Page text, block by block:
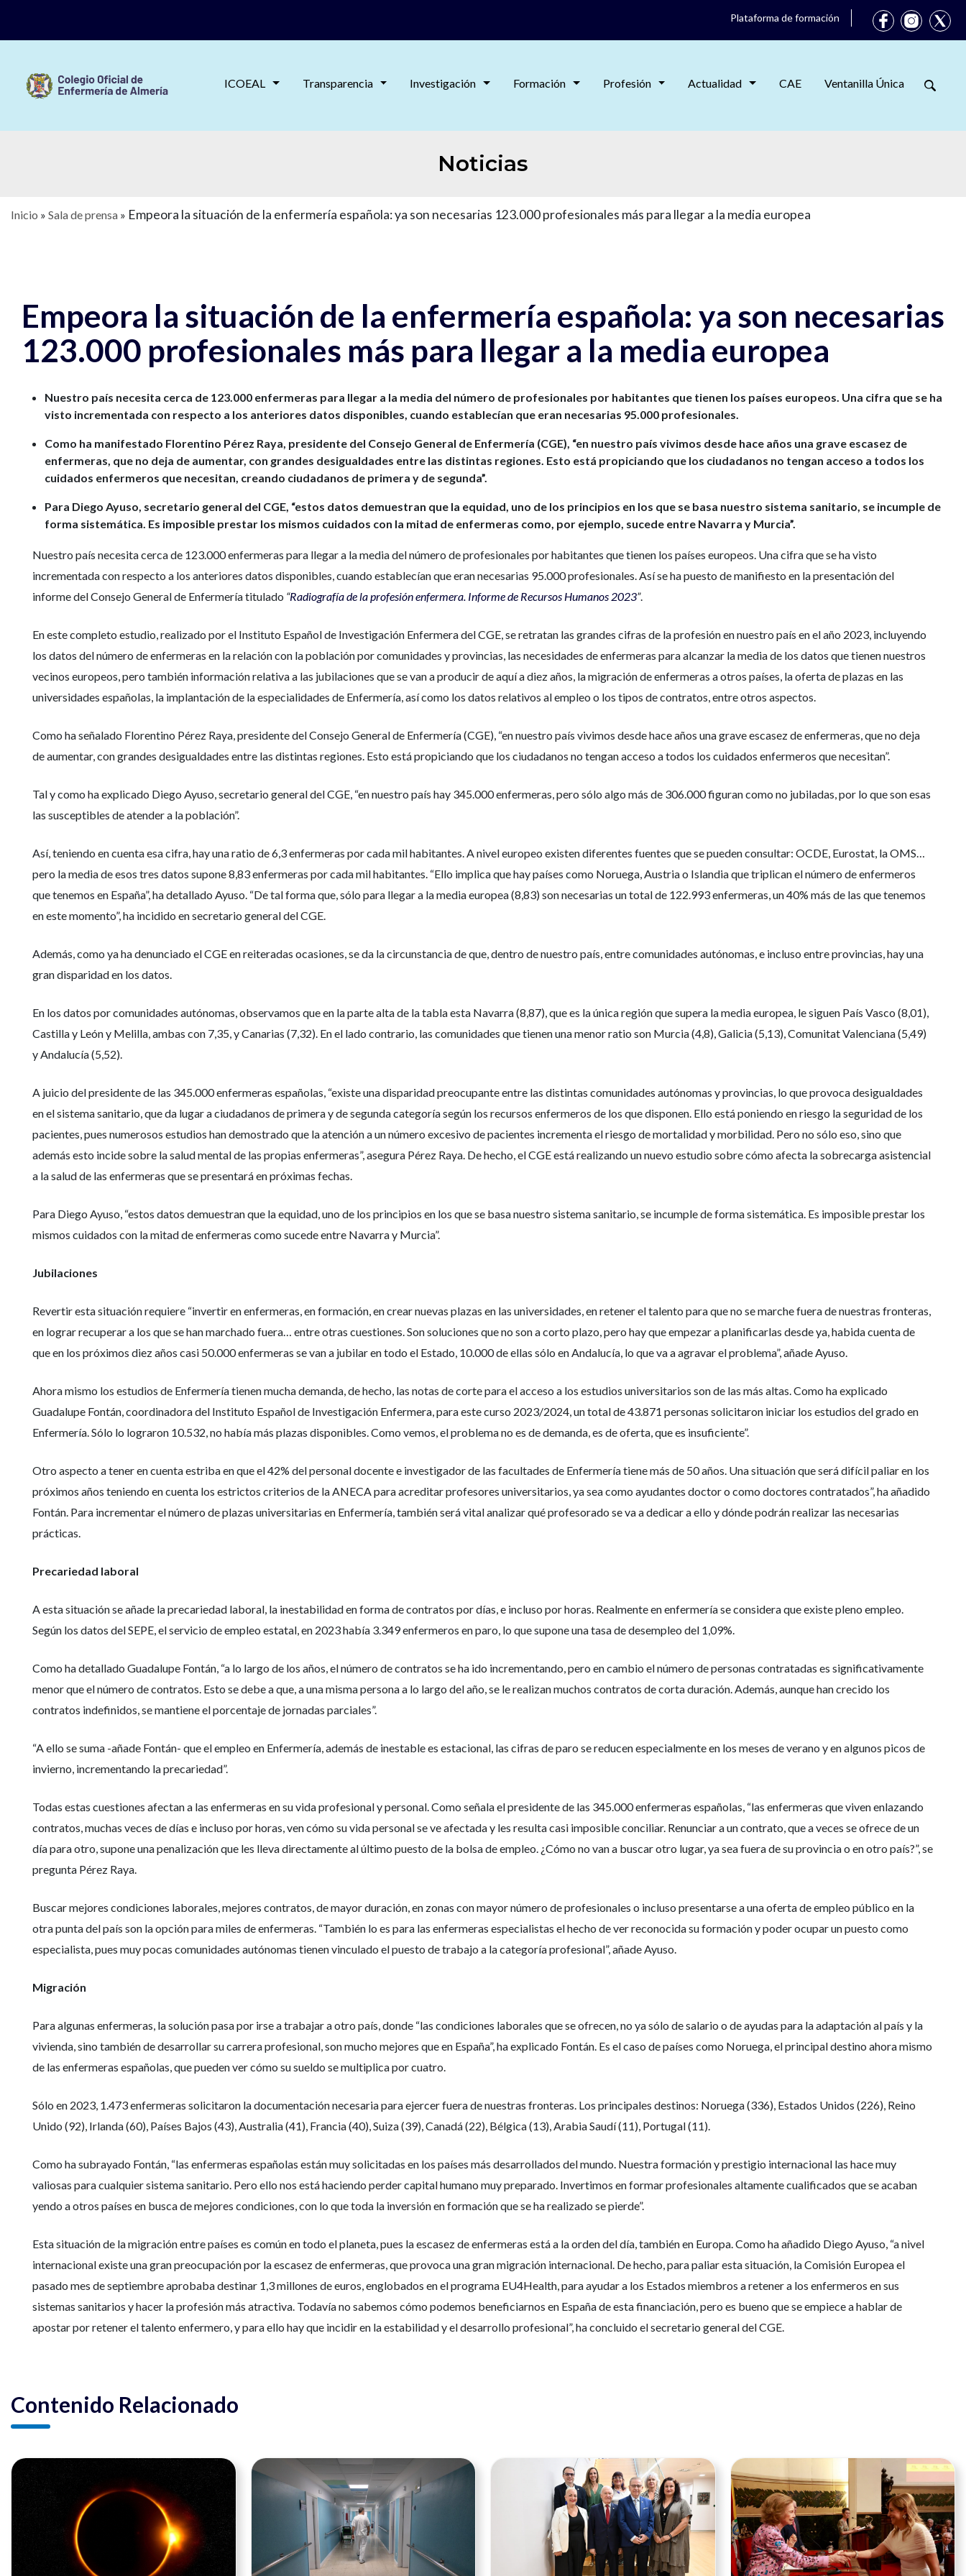
Plataforma de formación
ICOEAL Transparencia Investigación Formación Profesión Actualidad CAE Ventanilla Única
Noticias
Inicio » Sala de prensa » Empeora la situación de la enfermería española: ya son necesarias 123.000 profesionales más para llegar a la media europea
Empeora la situación de la enfermería española: ya son necesarias
123.000 profesionales más para llegar a la media europea
Nuestro país necesita cerca de 123.000 enfermeras para llegar a la media del número de profesionales por habitantes que tienen los países europeos. Una cifra que se ha
visto incrementada con respecto a los anteriores datos disponibles, cuando establecían que eran necesarias 95.000 profesionales.
Como ha manifestado Florentino Pérez Raya, presidente del Consejo General de Enfermería (CGE), “en nuestro país vivimos desde hace años una grave escasez de
enfermeras, que no deja de aumentar, con grandes desigualdades entre las distintas regiones. Esto está propiciando que los ciudadanos no tengan acceso a todos los
cuidados enfermeros que necesitan, creando ciudadanos de primera y de segunda”.
Para Diego Ayuso, secretario general del CGE, “estos datos demuestran que la equidad, uno de los principios en los que se basa nuestro sistema sanitario, se incumple de
forma sistemática. Es imposible prestar los mismos cuidados con la mitad de enfermeras como, por ejemplo, sucede entre Navarra y Murcia”.
Nuestro país necesita cerca de 123.000 enfermeras para llegar a la media del número de profesionales por habitantes que tienen los países europeos. Una cifra que se ha visto
incrementada con respecto a los anteriores datos disponibles, cuando establecían que eran necesarias 95.000 profesionales. Así se ha puesto de manifiesto en la presentación del
informe del Consejo General de Enfermería titulado “Radiografía de la profesión enfermera. Informe de Recursos Humanos 2023”.
En este completo estudio, realizado por el Instituto Español de Investigación Enfermera del CGE, se retratan las grandes cifras de la profesión en nuestro país en el año 2023, incluyendo
los datos del número de enfermeras en la relación con la población por comunidades y provincias, las necesidades de enfermeras para alcanzar la media de los datos que tienen nuestros
vecinos europeos, pero también información relativa a las jubilaciones que se van a producir de aquí a diez años, la migración de enfermeras a otros países, la oferta de plazas en las
universidades españolas, la implantación de la especialidades de Enfermería, así como los datos relativos al empleo o los tipos de contratos, entre otros aspectos.
Como ha señalado Florentino Pérez Raya, presidente del Consejo General de Enfermería (CGE), “en nuestro país vivimos desde hace años una grave escasez de enfermeras, que no deja
de aumentar, con grandes desigualdades entre las distintas regiones. Esto está propiciando que los ciudadanos no tengan acceso a todos los cuidados enfermeros que necesitan”.
Tal y como ha explicado Diego Ayuso, secretario general del CGE, “en nuestro país hay 345.000 enfermeras, pero sólo algo más de 306.000 figuran como no jubiladas, por lo que son esas
las susceptibles de atender a la población”.
Así, teniendo en cuenta esa cifra, hay una ratio de 6,3 enfermeras por cada mil habitantes. A nivel europeo existen diferentes fuentes que se pueden consultar: OCDE, Eurostat, la OMS…
pero la media de esos tres datos supone 8,83 enfermeras por cada mil habitantes. “Ello implica que hay países como Noruega, Austria o Islandia que triplican el número de enfermeros
que tenemos en España”, ha detallado Ayuso. “De tal forma que, sólo para llegar a la media europea (8,83) son necesarias un total de 122.993 enfermeras, un 40% más de las que tenemos
en este momento”, ha incidido en secretario general del CGE.
Además, como ya ha denunciado el CGE en reiteradas ocasiones, se da la circunstancia de que, dentro de nuestro país, entre comunidades autónomas, e incluso entre provincias, hay una
gran disparidad en los datos.
En los datos por comunidades autónomas, observamos que en la parte alta de la tabla esta Navarra (8,87), que es la única región que supera la media europea, le siguen País Vasco (8,01),
Castilla y León y Melilla, ambas con 7,35, y Canarias (7,32). En el lado contrario, las comunidades que tienen una menor ratio son Murcia (4,8), Galicia (5,13), Comunitat Valenciana (5,49)
y Andalucía (5,52).
A juicio del presidente de las 345.000 enfermeras españolas, “existe una disparidad preocupante entre las distintas comunidades autónomas y provincias, lo que provoca desigualdades
en el sistema sanitario, que da lugar a ciudadanos de primera y de segunda categoría según los recursos enfermeros de los que disponen. Ello está poniendo en riesgo la seguridad de los
pacientes, pues numerosos estudios han demostrado que la atención a un número excesivo de pacientes incrementa el riesgo de mortalidad y morbilidad. Pero no sólo eso, sino que
además esto incide sobre la salud mental de las propias enfermeras”, asegura Pérez Raya. De hecho, el CGE está realizando un nuevo estudio sobre cómo afecta la sobrecarga asistencial
a la salud de las enfermeras que se presentará en próximas fechas.
Para Diego Ayuso, “estos datos demuestran que la equidad, uno de los principios en los que se basa nuestro sistema sanitario, se incumple de forma sistemática. Es imposible prestar los
mismos cuidados con la mitad de enfermeras como sucede entre Navarra y Murcia”.
Jubilaciones
Revertir esta situación requiere “invertir en enfermeras, en formación, en crear nuevas plazas en las universidades, en retener el talento para que no se marche fuera de nuestras fronteras,
en lograr recuperar a los que se han marchado fuera… entre otras cuestiones. Son soluciones que no son a corto plazo, pero hay que empezar a planificarlas desde ya, habida cuenta de
que en los próximos diez años casi 50.000 enfermeras se van a jubilar en todo el Estado, 10.000 de ellas sólo en Andalucía, lo que va a agravar el problema”, añade Ayuso.
Ahora mismo los estudios de Enfermería tienen mucha demanda, de hecho, las notas de corte para el acceso a los estudios universitarios son de las más altas. Como ha explicado
Guadalupe Fontán, coordinadora del Instituto Español de Investigación Enfermera, para este curso 2023/2024, un total de 43.871 personas solicitaron iniciar los estudios del grado en
Enfermería. Sólo lo lograron 10.532, no había más plazas disponibles. Como vemos, el problema no es de demanda, es de oferta, que es insuficiente”.
Otro aspecto a tener en cuenta estriba en que el 42% del personal docente e investigador de las facultades de Enfermería tiene más de 50 años. Una situación que será difícil paliar en los
próximos años teniendo en cuenta los estrictos criterios de la ANECA para acreditar profesores universitarios, ya sea como ayudantes doctor o como doctores contratados”, ha añadido
Fontán. Para incrementar el número de plazas universitarias en Enfermería, también será vital analizar qué profesorado se va a dedicar a ello y dónde podrán realizar las necesarias
prácticas.
Precariedad laboral
A esta situación se añade la precariedad laboral, la inestabilidad en forma de contratos por días, e incluso por horas. Realmente en enfermería se considera que existe pleno empleo.
Según los datos del SEPE, el servicio de empleo estatal, en 2023 había 3.349 enfermeros en paro, lo que supone una tasa de desempleo del 1,09%.
Como ha detallado Guadalupe Fontán, “a lo largo de los años, el número de contratos se ha ido incrementando, pero en cambio el número de personas contratadas es significativamente
menor que el número de contratos. Esto se debe a que, a una misma persona a lo largo del año, se le realizan muchos contratos de corta duración. Además, aunque han crecido los
contratos indefinidos, se mantiene el porcentaje de jornadas parciales”.
“A ello se suma -añade Fontán- que el empleo en Enfermería, además de inestable es estacional, las cifras de paro se reducen especialmente en los meses de verano y en algunos picos de
invierno, incrementando la precariedad”.
Todas estas cuestiones afectan a las enfermeras en su vida profesional y personal. Como señala el presidente de las 345.000 enfermeras españolas, “las enfermeras que viven enlazando
contratos, muchas veces de días e incluso por horas, ven cómo su vida personal se ve afectada y les resulta casi imposible conciliar. Renunciar a un contrato, que a veces se ofrece de un
día para otro, supone una penalización que les lleva directamente al último puesto de la bolsa de empleo. ¿Cómo no van a buscar otro lugar, ya sea fuera de su provincia o en otro país?”, se
pregunta Pérez Raya.
Buscar mejores condiciones laborales, mejores contratos, de mayor duración, en zonas con mayor número de profesionales o incluso presentarse a una oferta de empleo público en la
otra punta del país son la opción para miles de enfermeras. “También lo es para las enfermeras especialistas el hecho de ver reconocida su formación y poder ocupar un puesto como
especialista, pues muy pocas comunidades autónomas tienen vinculado el puesto de trabajo a la categoría profesional”, añade Ayuso.
Migración
Para algunas enfermeras, la solución pasa por irse a trabajar a otro país, donde “las condiciones laborales que se ofrecen, no ya sólo de salario o de ayudas para la adaptación al país y la
vivienda, sino también de desarrollar su carrera profesional, son mucho mejores que en España”, ha explicado Fontán. Es el caso de países como Noruega, el principal destino ahora mismo
de las enfermeras españolas, que pueden ver cómo su sueldo se multiplica por cuatro.
Sólo en 2023, 1.473 enfermeras solicitaron la documentación necesaria para ejercer fuera de nuestras fronteras. Los principales destinos: Noruega (336), Estados Unidos (226), Reino
Unido (92), Irlanda (60), Países Bajos (43), Australia (41), Francia (40), Suiza (39), Canadá (22), Bélgica (13), Arabia Saudí (11), Portugal (11).
Como ha subrayado Fontán, “las enfermeras españolas están muy solicitadas en los países más desarrollados del mundo. Nuestra formación y prestigio internacional las hace muy
valiosas para cualquier sistema sanitario. Pero ello nos está haciendo perder capital humano muy preparado. Invertimos en formar profesionales altamente cualificados que se acaban
yendo a otros países en busca de mejores condiciones, con lo que toda la inversión en formación que se ha realizado se pierde”.
Esta situación de la migración entre países es común en todo el planeta, pues la escasez de enfermeras está a la orden del día, también en Europa. Como ha añadido Diego Ayuso, “a nivel
internacional existe una gran preocupación por la escasez de enfermeras, que provoca una gran migración internacional. De hecho, para paliar esta situación, la Comisión Europea el
pasado mes de septiembre aprobaba destinar 1,3 millones de euros, englobados en el programa EU4Health, para ayudar a los Estados miembros a retener a los enfermeros en sus
sistemas sanitarios y hacer la profesión más atractiva. Todavía no sabemos cómo podemos beneficiarnos en España de esta financiación, pero es bueno que se empiece a hablar de
apostar por retener el talento enfermero, y para ello hay que incidir en la estabilidad y el desarrollo profesional”, ha concluido el secretario general del CGE.
Contenido Relacionado
Ver noticia Ver noticia Ver noticia Ver noticia